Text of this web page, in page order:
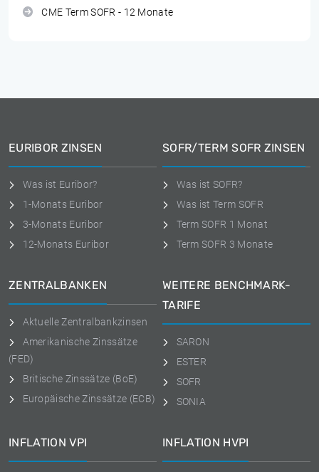
CME Term SOFR - 12 Monate
EURIBOR ZINSEN
Was ist Euribor?
1-Monats Euribor
3-Monats Euribor
12-Monats Euribor
SOFR/TERM SOFR ZINSEN
Was ist SOFR?
Was ist Term SOFR
Term SOFR 1 Monat
Term SOFR 3 Monate
ZENTRALBANKEN
Aktuelle Zentralbankzinsen
Amerikanische Zinssätze
(FED)
Britische Zinssätze (BoE)
Europäische Zinssätze (ECB)
WEITERE BENCHMARK-
TARIFE
SARON
ESTER
SOFR
SONIA
INFLATION VPI INFLATION HVPI